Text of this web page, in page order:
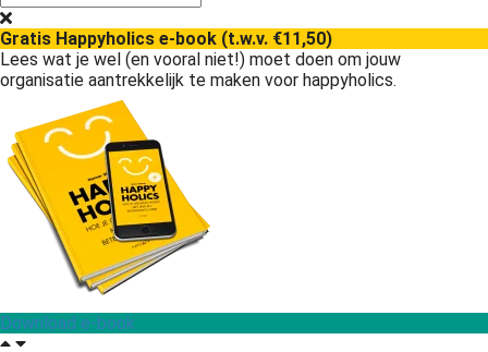
Gratis Happyholics e-book (t.w.v. €11,50)
Lees wat je wel (en vooral niet!) moet doen om jouw
organisatie aantrekkelijk te maken voor happyholics.
Download e-book